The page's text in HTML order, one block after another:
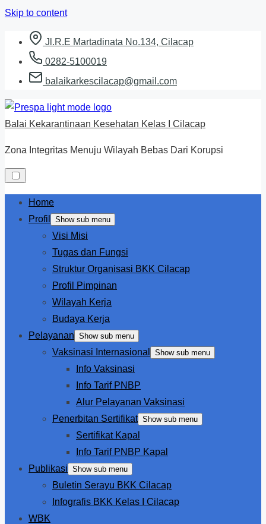
Skip to content
Jl.R.E Martadinata No.134, Cilacap
0282-5100019
balaikarkescilacap@gmail.com
Balai Kekarantinaan Kesehatan Kelas I Cilacap
Zona Integritas Menuju Wilayah Bebas Dari Korupsi
Home
Profil
Show sub menu
Visi Misi
Tugas dan Fungsi
Struktur Organisasi BKK Cilacap
Profil Pimpinan
Wilayah Kerja
Budaya Kerja
Pelayanan Show sub menu
Vaksinasi Internasional Show sub menu
Info Vaksinasi
Info Tarif PNBP
Alur Pelayanan Vaksinasi
Penerbitan Sertifikat Show sub menu
Sertifikat Kapal
Info Tarif PNBP Kapal
Publikasi Show sub menu
Buletin Serayu BKK Cilacap
Infografis BKK Kelas I Cilacap
WBK